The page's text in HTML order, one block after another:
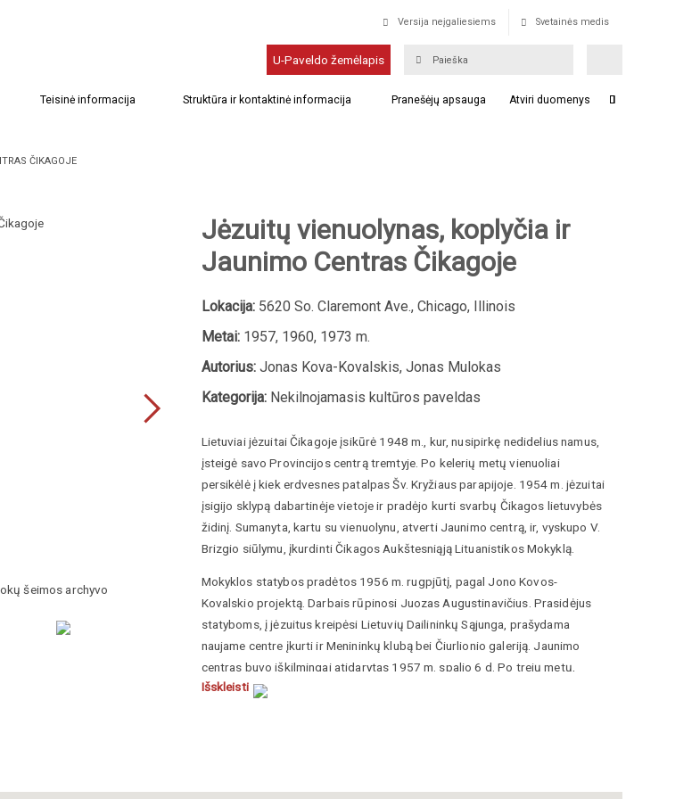
Versija neįgaliesiems Svetainės medis
U-Paveldo žemėlapis
Teisinė informacija Struktūra ir kontaktinė informacija Pranešėjų apsauga Atviri duomenys
ČIKAGOJE
šeimos archyvo Čikagos Jaunimo centras po pirmojo etapo statybų 1957 m., iš leidinio „Lietuvių dienos“,
Jėzuitų vienuolynas, koplyčia ir
Jaunimo Centras Čikagoje
Lokacija:5620 So. Claremont Ave., Chicago, Illinois
Metai:1957, 1960, 1973 m.
Autorius:Jonas Kova-Kovalskis, Jonas Mulokas
Kategorija:Nekilnojamasis kultūros paveldas
Lietuviai jėzuitai Čikagoje įsikūrė 1948 m., kur, nusipirkę nedidelius namus,
įsteigė savo Provincijos centrą tremtyje. Po kelerių metų vienuoliai
persikėlė į kiek erdvesnes patalpas Šv. Kryžiaus parapijoje. 1954 m. jėzuitai
įsigijo sklypą dabartinėje vietoje ir pradėjo kurti svarbų Čikagos lietuvybės
židinį. Sumanyta, kartu su vienuolynu, atverti Jaunimo centrą, ir, vyskupo V.
Brizgio siūlymu, įkurdinti Čikagos Aukštesniąją Lituanistikos Mokyklą.
Mokyklos statybos pradėtos 1956 m. rugpjūtį, pagal Jono Kovos-
Kovalskio projektą. Darbais rūpinosi Juozas Augustinavičius. Prasidėjus
statyboms, į jėzuitus kreipėsi Lietuvių Dailininkų Sąjunga, prašydama
naujame centre įkurti ir Menininkų klubą bei Čiurlionio galeriją. Jaunimo
centras buvo iškilmingai atidarytas 1957 m. spalio 6 d. Po trejų metų,
1960-aisiais, centro sodelyje iškilo architekto Jono Muloko suprojektuotas
Bronius Krištanavičius.
Išskleisti